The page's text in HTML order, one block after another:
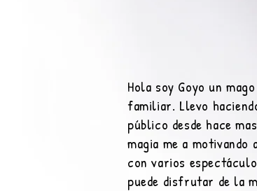
Hola soy Goyo un
familiar. Llevo
público desde hace
magia me a
con varios
puede disfrutar de la